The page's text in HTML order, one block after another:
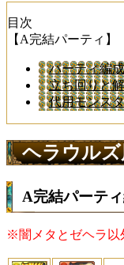
目次
【A完結パーティ】
パーティ編成
立ち回りと
代用モンス
ヘラウル
A完結パーテ
※闇メタとゼヘラ以